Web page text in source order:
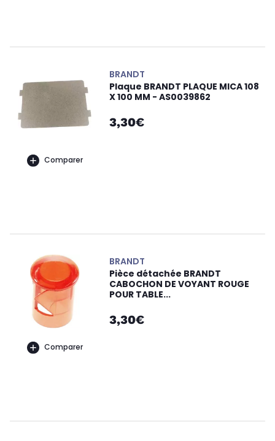
Comparer
BRANDT
Plaque BRANDT PLAQUE MICA 108
X 100 MM - AS0039862
3,30€
Comparer
BRANDT
Pièce détachée BRANDT
CABOCHON DE VOYANT ROUGE
POUR TABLE...
3,30€